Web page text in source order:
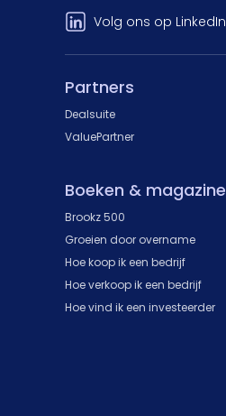
Volg ons op LinkedIn
Partners
Dealsuite
ValuePartner
Boeken & magazine
Brookz 500
Groeien door overname
Hoe koop ik een bedrijf
Hoe verkoop ik een bedrijf
Hoe vind ik een investeerder